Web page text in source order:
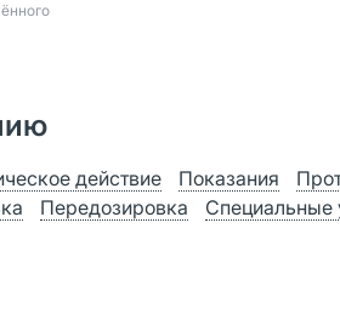
действие Показания
Передозировка Специальные